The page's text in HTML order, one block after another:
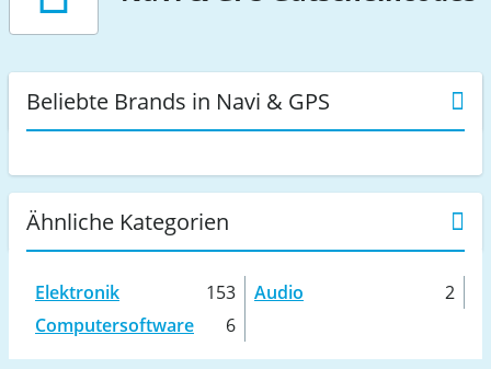
Beliebte Brands in Navi & GPS
Ähnliche Kategorien
Elektronik 153 Audio
2
Computersoftware
6